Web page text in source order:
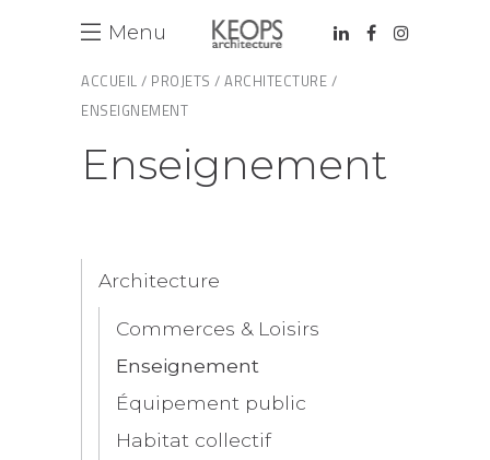
Menu
ACCUEIL / PROJETS / ARCHITECTURE /
ENSEIGNEMENT
Enseignement
Architecture
Commerces & Loisirs
Enseignement
Équipement public
Habitat collectif